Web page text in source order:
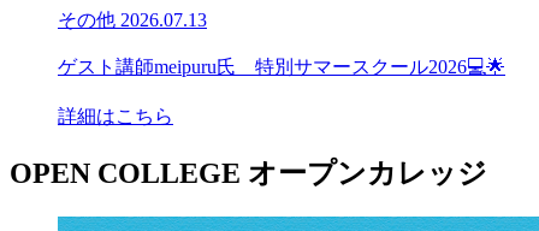
その他 2026.07.13
ゲスト講師meipuru氏 特別サマースクール2026💻🌟
詳細はこちら
OPEN COLLEGE オープンカレッジ